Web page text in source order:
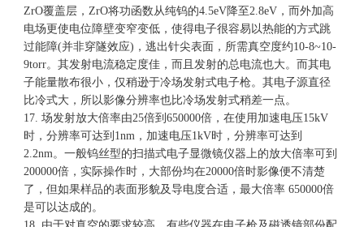
ZrO覆盖层，ZrO将功函数从纯钨的4.5eV降至2.8eV，而外加高
电场更使电位障壁变窄变低，使得电子很容易以热能的方式跳
过能障(并非穿隧效应)，逃出针尖表面，所需真空度约10-8~10-
9torr。其发射电流稳定度佳，而且发射的总电流也大。而其电
子能量散布很小，仅稍逊于冷场发射式电子枪。其电子源直径
比冷式大，所以影像分辨率也比冷场发射式稍差一点。
17. 场发射放大倍率由25倍到650000倍，在使用加速电压15kV
时，分辨率可达到1nm，加速电压1kV时，分辨率可达到
2.2nm。一般钨丝型的扫描式电子显微镜仪器上的放大倍率可到
200000倍，实际操作时，大部份均在20000倍时影像便不清楚
了，但如果样品的表面形貌及导电度合适，最大倍率 650000倍
是可以达成的。